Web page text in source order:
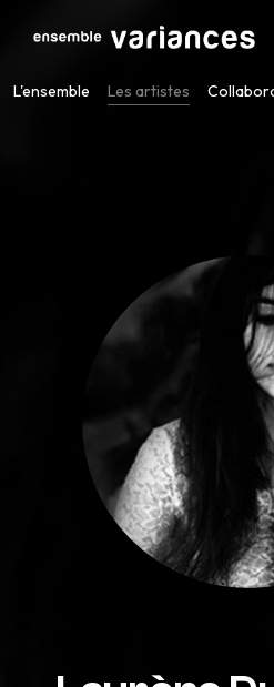
L'ensemble Les artistes